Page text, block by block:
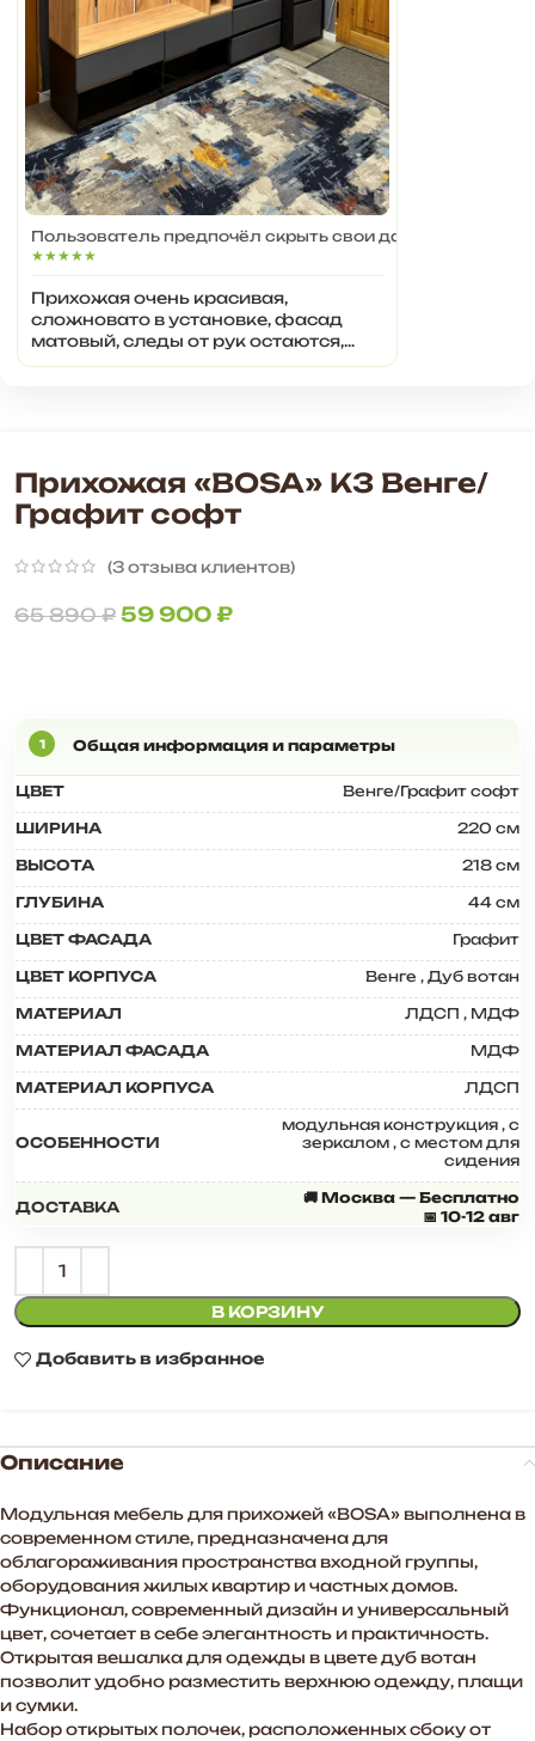
Пользователь предпочёл скрыть свои данные
★★★★★
Прихожая очень красивая,
сложновато в установке, фасад
матовый, следы от рук остаются,
нужно придумать чем обработать
Прихожая «BOSA» К3 Венге/
Графит софт
(3отзыва клиентов)
65 890₽ 59 900₽
ЦВЕТ Венге/Графит софт
ШИРИНА 220 см
ВЫСОТА 218 см
ГЛУБИНА 44 см
ЦВЕТ ФАСАДА Графит
ЦВЕТ КОРПУСА Венге , Дуб вотан
МАТЕРИАЛ ЛДСП , МДФ
МАТЕРИАЛ ФАСАДА МДФ
МАТЕРИАЛ КОРПУСА ЛДСП
ОСОБЕННОСТИ
модульная конструкция , с
зеркалом , с местом для
сидения
ДОСТАВКА
🚚 Москва — Бесплатно
📅 10-12 авг
В КОРЗИНУ
Добавить в избранное
Описание
Модульная мебель для прихожей «BOSA» выполнена в
современном стиле, предназначена для
облагораживания пространства входной группы,
оборудования жилых квартир и частных домов.
Функционал, современный дизайн и универсальный
цвет, сочетает в себе элегантность и практичность.
Открытая вешалка для одежды в цвете дуб вотан
позволит удобно разместить верхнюю одежду, плащи
и сумки.
Набор открытых полочек, расположенных сбоку от